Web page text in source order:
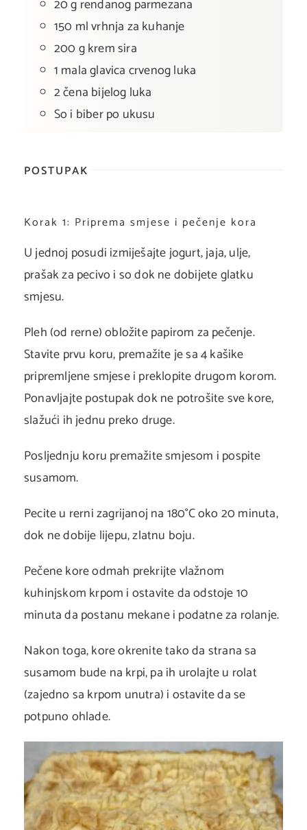
20 g rendanog parmezana
150 ml vrhnja za kuhanje
200 g krem sira
1 mala glavica crvenog luka
2 čena bijelog luka
So i biber po ukusu
POSTUPAK
Korak 1: Priprema smjese i pečenje kora
U jednoj posudi izmiješajte jogurt, jaja, ulje,
prašak za pecivo i so dok ne dobijete glatku
smjesu.
Pleh (od rerne) obložite papirom za pečenje.
Stavite prvu koru, premažite je sa 4 kašike
pripremljene smjese i preklopite drugom korom.
Ponavljajte postupak dok ne potrošite sve kore,
slažući ih jednu preko druge.
Posljednju koru premažite smjesom i pospite
susamom.
Pecite u rerni zagrijanoj na 180°C oko 20 minuta,
dok ne dobije lijepu, zlatnu boju.
Pečene kore odmah prekrijte vlažnom
kuhinjskom krpom i ostavite da odstoje 10
minuta da postanu mekane i podatne za rolanje.
Nakon toga, kore okrenite tako da strana sa
susamom bude na krpi, pa ih urolajte u rolat
(zajedno sa krpom unutra) i ostavite da se
potpuno ohlade.